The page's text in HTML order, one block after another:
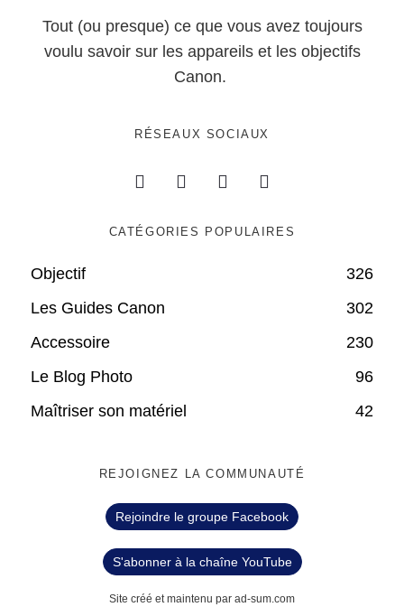
Tout (ou presque) ce que vous avez toujours
voulu savoir sur les appareils et les objectifs
Canon.
RÉSEAUX SOCIAUX
CATÉGORIES POPULAIRES
Objectif
326
Les Guides Canon
302
Accessoire
230
Le Blog Photo
96
Maîtriser son matériel
42
REJOIGNEZ LA COMMUNAUTÉ
Rejoindre le groupe Facebook
S'abonner à la chaîne YouTube
Site créé et maintenu par ad-sum.com